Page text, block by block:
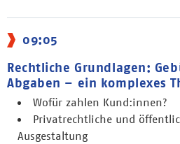
09:05
Rechtliche Grundlagen:
Abgaben – ein komplexes
Wofür zahlen Kund:innen?
Privatrechtliche und
Ausgestaltung